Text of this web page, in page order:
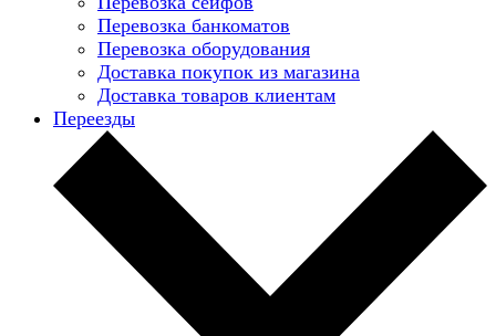
Перевозка банкоматов
Перевозка оборудования
Доставка покупок из магазина
Доставка товаров клиентам
Переезды